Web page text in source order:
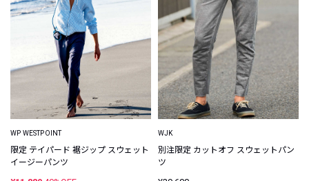
WP WESTPOINT
限定 テイパード 裾ジップ スウェット
イージーパンツ
WJK
別注限定 カットオフ スウェットパン
ツ